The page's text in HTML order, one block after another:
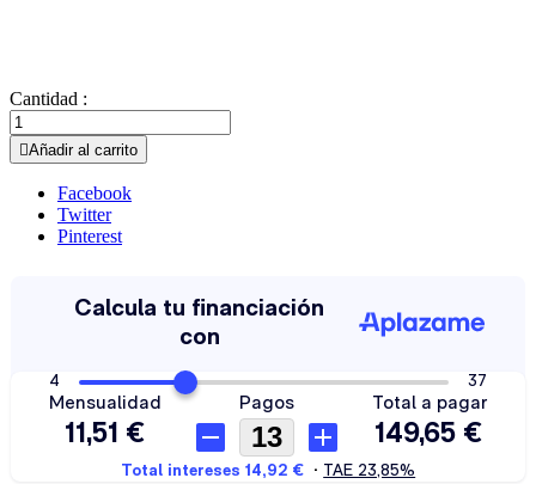
Cantidad :
Añadir al carrito
Facebook
Twitter
Pinterest